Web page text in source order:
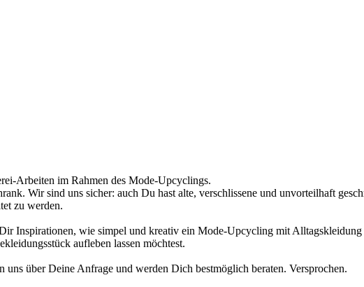
Arbeiten im Rahmen des Mode-Upcyclings.
Wir sind uns sicher: auch Du hast alte, verschlissene und unvorteilhaft
zu werden.
Inspirationen, wie simpel und kreativ ein Mode-Upcycling mit
aufleben lassen möchtest.
über Deine Anfrage und werden Dich bestmöglich beraten. Versprochen.